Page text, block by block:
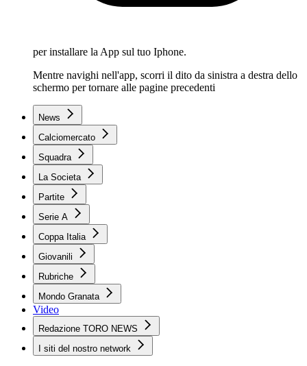
per installare la App sul tuo Iphone.
Mentre navighi nell'app, scorri il dito da sinistra a destra dello
schermo per tornare alle pagine precedenti
News
Calciomercato
Squadra
La Societa
Partite
Serie A
Coppa Italia
Giovanili
Rubriche
Mondo Granata
Video
Redazione TORO NEWS
I siti del nostro network